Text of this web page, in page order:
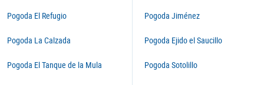
Pogoda El Refugio
Pogoda La Calzada
Pogoda El Tanque de la Mula
Pogoda Jiménez
Pogoda Ejido el Saucillo
Pogoda Sotolillo